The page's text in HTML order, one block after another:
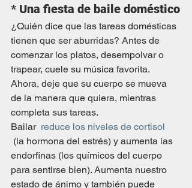
* Una fiesta de baile doméstico
¿Quién dice que las tareas domésticas
tienen que ser aburridas? Antes de
comenzar los platos, desempolvar o
trapear, cuele su música favorita.
Ahora, deje que su cuerpo se mueva
de la manera que quiera, mientras
completa sus tareas.
Bailar reduce los niveles de cortisol
(la hormona del estrés) y aumenta las
endorfinas (los químicos del cuerpo
para sentirse bien). Aumenta nuestro
estado de ánimo y también puede